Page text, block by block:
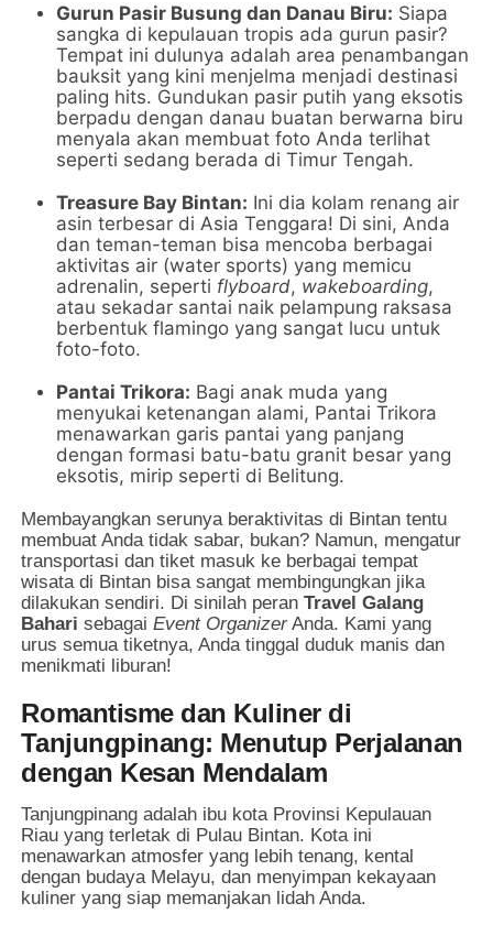
Gurun Pasir Busung dan Danau Biru: Siapa
sangka di kepulauan tropis ada gurun pasir?
Tempat ini dulunya adalah area penambangan
bauksit yang kini menjelma menjadi destinasi
paling hits. Gundukan pasir putih yang eksotis
berpadu dengan danau buatan berwarna biru
menyala akan membuat foto Anda terlihat
seperti sedang berada di Timur Tengah.
Treasure Bay Bintan: Ini dia kolam renang air
asin terbesar di Asia Tenggara! Di sini, Anda
dan teman-teman bisa mencoba berbagai
aktivitas air (water sports) yang memicu
adrenalin, seperti flyboard, wakeboarding,
atau sekadar santai naik pelampung raksasa
berbentuk flamingo yang sangat lucu untuk
foto-foto.
Pantai Trikora: Bagi anak muda yang
menyukai ketenangan alami, Pantai Trikora
menawarkan garis pantai yang panjang
dengan formasi batu-batu granit besar yang
eksotis, mirip seperti di Belitung.
Membayangkan serunya beraktivitas di Bintan tentu
membuat Anda tidak sabar, bukan? Namun, mengatur
transportasi dan tiket masuk ke berbagai tempat
wisata di Bintan bisa sangat membingungkan jika
dilakukan sendiri. Di sinilah peranTravel Galang
Bahari sebagaiEvent Organizer Anda. Kami yang
urus semua tiketnya, Anda tinggal duduk manis dan
menikmati liburan!
Romantisme dan Kuliner di
Tanjungpinang: Menutup Perjalanan
dengan Kesan Mendalam
Tanjungpinang adalah ibu kota Provinsi Kepulauan
Riau yang terletak di Pulau Bintan. Kota ini
menawarkan atmosfer yang lebih tenang, kental
dengan budaya Melayu, dan menyimpan kekayaan
kuliner yang siap memanjakan lidah Anda.